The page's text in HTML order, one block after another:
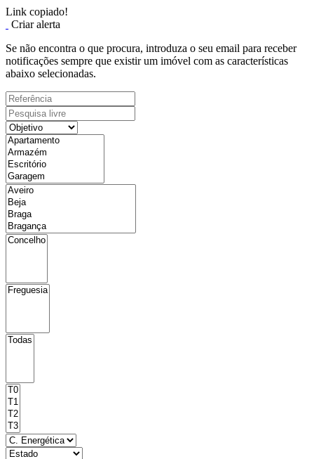
Link copiado!
Criar alerta
Se não encontra o que procura, introduza o seu email para receber
notificações sempre que existir um imóvel com as características
abaixo selecionadas.